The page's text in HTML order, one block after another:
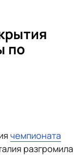
по
чемпионата
разгромила